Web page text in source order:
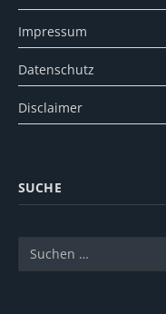
Impressum
Datenschutz
Disclaimer
SUCHE